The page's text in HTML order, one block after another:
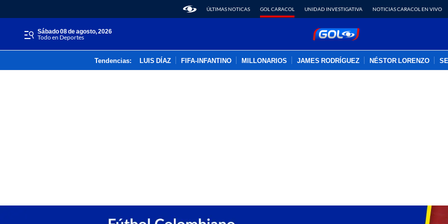
ÚLTIMAS NOTICAS GOL CARACOL UNIDAD INVESTIGATIVA NOTICIAS CARACOL EN VIVO
sábado 08 de agosto, 2026
Todo en Deportes
Tendencias: LUIS DÍAZ FIFA-INFANTINO MILLONARIOS JAMES RODRÍGUEZ NÉSTOR LORENZO